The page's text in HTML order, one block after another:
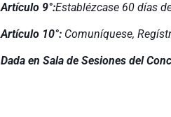
Artículo 9°:Establézcase 60 días
Artículo 10°: Comuníquese,
Dada en Sala de Sesiones del